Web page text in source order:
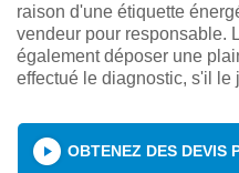
raison d'une étiquette
vendeur pour responsable.
également déposer une
effectué le diagnostic, s'il le
OBTENEZ DES DEVIS